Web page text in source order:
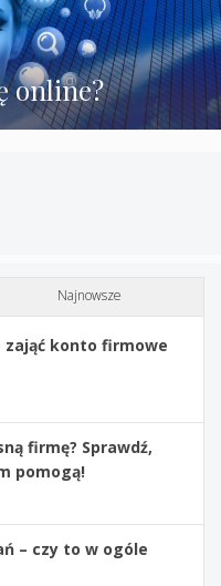
online?
Najnowsze
zająć konto firmowe
firmę? Sprawdź,
pomogą!
– czy to w ogóle